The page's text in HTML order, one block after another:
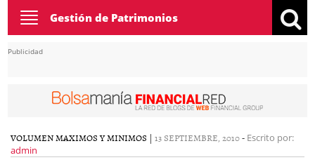
Toggle
navigation
Gestión de Patrimonios
Publicidad
VOLUMEN MAXIMOS Y MINIMOS | 13 SEPTIEMBRE, 2010- Escrito por:
admin